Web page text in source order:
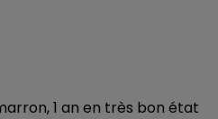
1 an en très bon état